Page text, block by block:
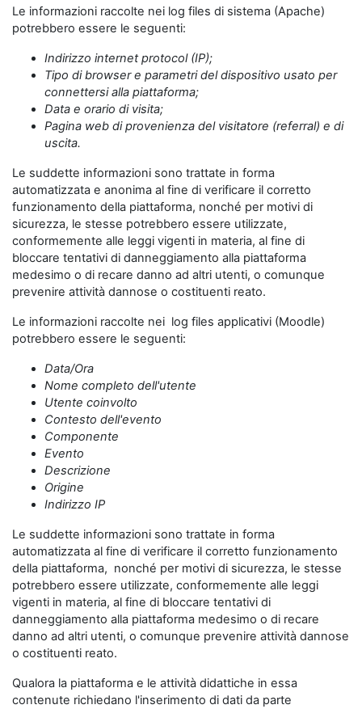
Le informazioni raccolte nei log files di sistema (Apache)
potrebbero essere le seguenti:
Indirizzo internet protocol (IP);
Tipo di browser e parametri del dispositivo usato per
connettersi alla piattaforma;
Data e orario di visita;
Pagina web di provenienza del visitatore (referral) e di
uscita.
Le suddette informazioni sono trattate in forma
automatizzata e anonima al fine di verificare il corretto
funzionamento della piattaforma, nonché per motivi di
sicurezza, le stesse potrebbero essere utilizzate,
conformemente alle leggi vigenti in materia, al fine di
bloccare tentativi di danneggiamento alla piattaforma
medesimo o di recare danno ad altri utenti, o comunque
prevenire attività dannose o costituenti reato.
Le informazioni raccolte nei log files applicativi (Moodle)
potrebbero essere le seguenti:
Data/Ora
Nome completo dell'utente
Utente coinvolto
Contesto dell'evento
Componente
Evento
Descrizione
Origine
Indirizzo IP
Le suddette informazioni sono trattate in forma
automatizzata al fine di verificare il corretto funzionamento
della piattaforma, nonché per motivi di sicurezza, le stesse
potrebbero essere utilizzate, conformemente alle leggi
vigenti in materia, al fine di bloccare tentativi di
danneggiamento alla piattaforma medesimo o di recare
danno ad altri utenti, o comunque prevenire attività dannose
o costituenti reato.
Qualora la piattaforma e le attività didattiche in essa
contenute richiedano l'inserimento di dati da parte